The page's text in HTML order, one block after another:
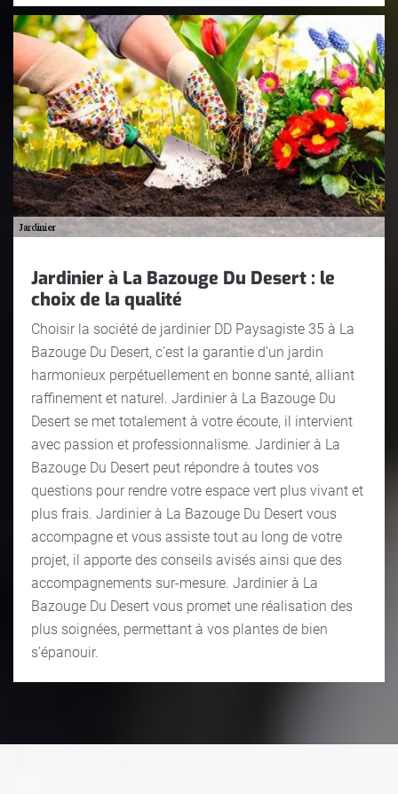
Jardinier à La Bazouge Du Desert : le
choix de la qualité
Choisir la société de jardinier DD Paysagiste 35 à La
Bazouge Du Desert, c’est la garantie d’un jardin
harmonieux perpétuellement en bonne santé, alliant
raffinement et naturel. Jardinier à La Bazouge Du
Desert se met totalement à votre écoute, il intervient
avec passion et professionnalisme. Jardinier à La
Bazouge Du Desert peut répondre à toutes vos
questions pour rendre votre espace vert plus vivant et
plus frais. Jardinier à La Bazouge Du Desert vous
accompagne et vous assiste tout au long de votre
projet, il apporte des conseils avisés ainsi que des
accompagnements sur-mesure. Jardinier à La
Bazouge Du Desert vous promet une réalisation des
plus soignées, permettant à vos plantes de bien
s’épanouir.